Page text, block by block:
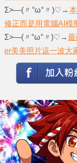
Σ>―(〃°ω°〃)♡→
修正而是用電腦AI模
Σ>―(〃°ω°〃)♡→
er美美照片這一波大